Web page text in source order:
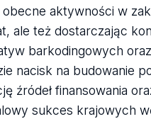
obecne aktywności w
ale też dostarczając
barkodingowych
nacisk na budowanie
źródeł finansowania
sukces krajowych